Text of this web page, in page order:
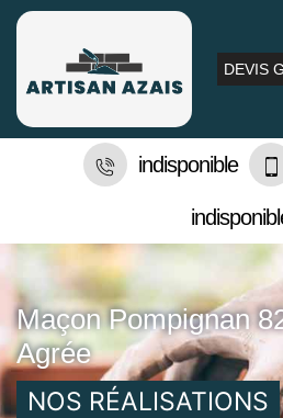
DEVIS
indisponible
Maçon Pompignan
Agrée
NOS RÉALISATIONS